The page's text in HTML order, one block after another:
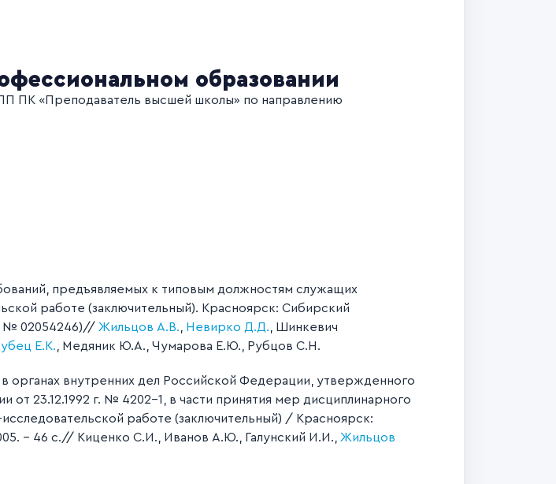
образовании
ПК «Преподаватель высшей школы» по направлению
предъявляемых к типовым должностям служащих
работе (заключительный). Красноярск: Сибирский
№ 02054246)// Жильцов А.В. Невирко Д.Д. , Шинкевич
Е.К. , Медяник Ю.А., Чумарова Е.Ю., Рубцов С.Н.
органах внутренних дел Российской Федерации, утвержденного
23.12.1992 г. № 4202-1, в части принятия мер дисциплинарного
работе (заключительный) / Красноярск:
– 46 с.// Киценко С.И., Иванов А.Ю., Галунский И.И., Жильцов